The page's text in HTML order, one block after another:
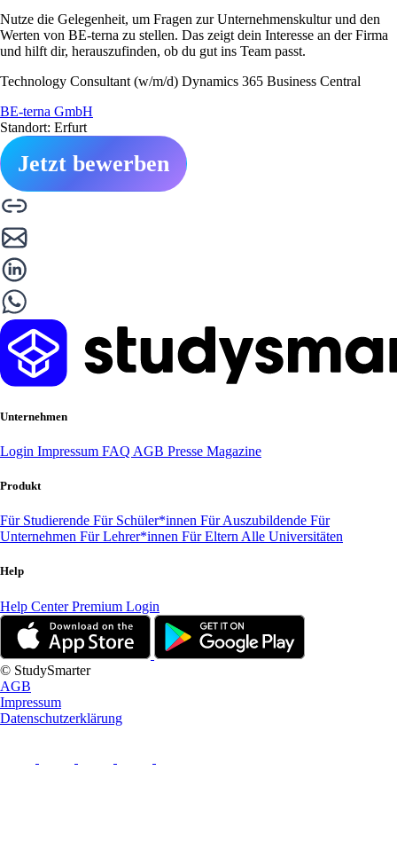
Nutze die Gelegenheit, um Fragen zur Unternehmenskultur und den
Werten von BE-terna zu stellen. Das zeigt dein Interesse an der Firma
und hilft dir, herauszufinden, ob du gut ins Team passt.
Technology Consultant (w/m/d) Dynamics 365 Business Central
BE-terna GmbH
Standort: Erfurt
Jetzt bewerben
Unternehmen
Login Impressum FAQ AGB Presse Magazine
Produkt
Für Studierende Für Schüler*innen Für Auszubildende Für
Unternehmen Für Lehrer*innen Für Eltern Alle Universitäten
Help
Help CenterPremium Login
© StudySmarter
AGB
Impressum
Datenschutzerklärung